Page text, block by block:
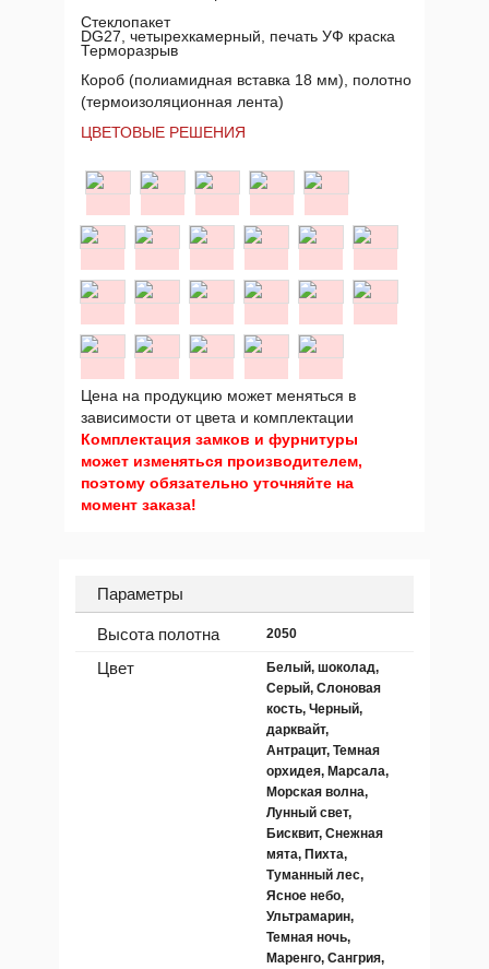
Стеклопакет
DG27, четырехкамерный, печать УФ краска
Терморазрыв
Короб (полиамидная вставка 18 мм), полотно
(термоизоляционная лента)
ЦВЕТОВЫЕ РЕШЕНИЯ
Цена на продукцию может меняться в
зависимости от цвета и комплектации
Комплектация замков и фурнитуры
может изменяться производителем,
поэтому обязательно уточняйте на
момент заказа!
Параметры
Высота полотна 2050
Цвет
Белый, шоколад,
Серый, Слоновая
кость, Черный,
дарквайт,
Антрацит, Темная
орхидея, Марсала,
Морская волна,
Лунный свет,
Бисквит, Снежная
мята, Пихта,
Туманный лес,
Ясное небо,
Ультрамарин,
Темная ночь,
Маренго, Сангрия,